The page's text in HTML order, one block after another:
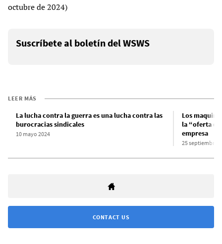
octubre de 2024)
Suscríbete al boletín del WSWS
LEER MÁS
La lucha contra la guerra es una lucha contra las
burocracias sindicales
10 mayo 2024
Los
la “oferta
empresa
25 septiembre
CONTACT US